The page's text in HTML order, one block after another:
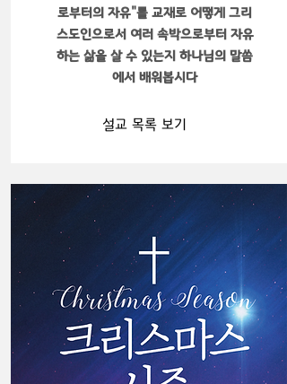
로부터의 자유"를 교재로 어떻게 그리
스도인으로서 여러 속박으로부터 자유
하는 삶을 살 수 있는지 하나님의 말씀
에서 배워봅시다
설교 목록 보기